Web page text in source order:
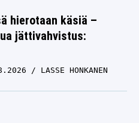
hierotaan käsiä –
jättivahvistus:
LASSE HONKANEN